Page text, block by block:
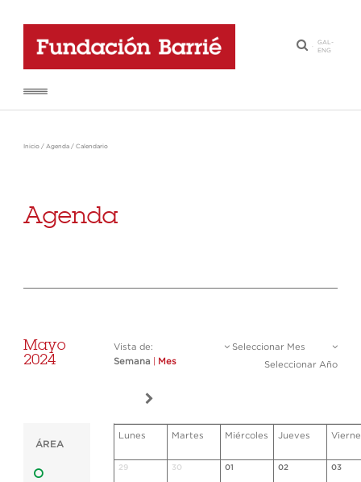
·
GAL-
ENG
Inicio / Agenda / Calendario
Agenda
Mayo
2024
Vista de:
Semana
Mes
Seleccionar Mes
Seleccionar Año
ÁREA
Lunes Martes Miércoles Jueves
29 30 01 02 03